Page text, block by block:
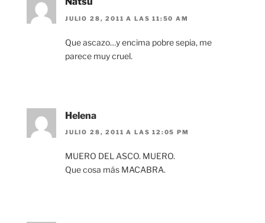
JULIO 28, 2011 A LAS 11:50 AM
Que ascazo…y encima pobre sepia, me
parece muy cruel.
Helena
JULIO 28, 2011 A LAS 12:05 PM
MUERO DEL ASCO. MUERO.
Que cosa más MACABRA.